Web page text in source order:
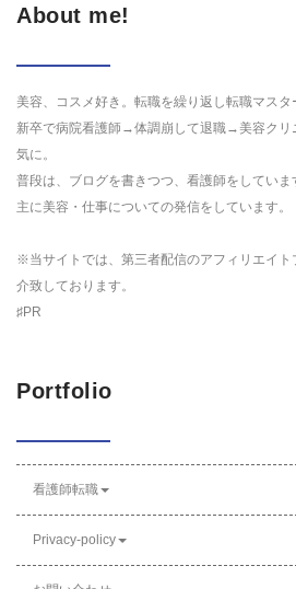
About me!
美容、コスメ好き。転職を繰り返し転職マスタ
新卒で病院看護師→体調崩して退職→美容ク
気に。
普段は、ブログを書きつつ、看護師をしていま
主に美容・仕事についての発信をしています。
※当サイトでは、第三者配信のアフィリエイト
介致しております。
♯PR
Portfolio
看護師転職
Privacy-policy